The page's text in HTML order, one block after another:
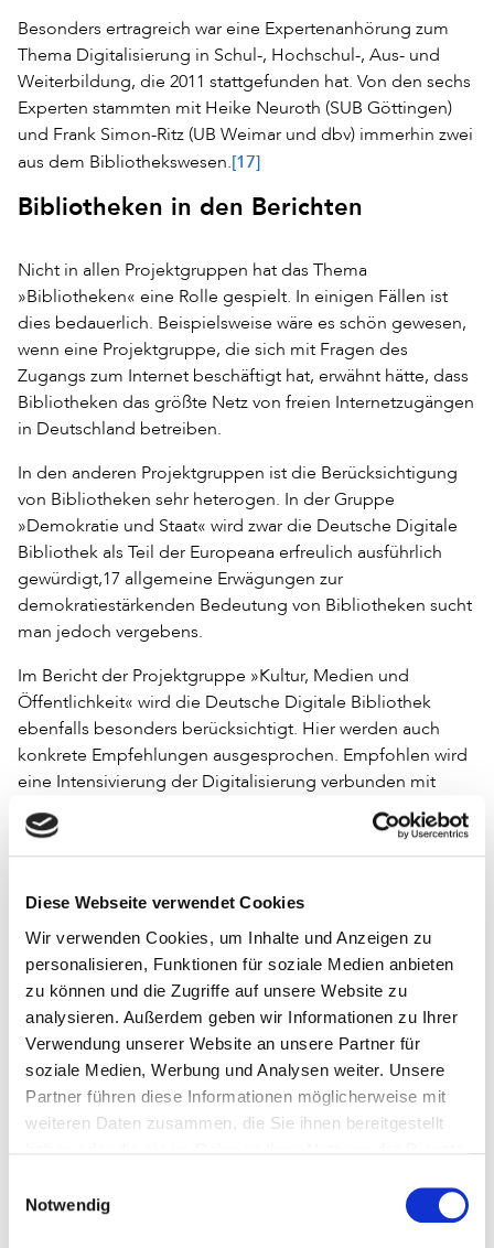
Diese Webseite verwendet Cookies
Wir verwenden Cookies, um Inhalte und Anzeigen zu
personalisieren, Funktionen für soziale Medien anbieten
zu können und die Zugriffe auf unsere Website zu
analysieren. Außerdem geben wir Informationen zu Ihrer
Verwendung unserer Website an unsere Partner für
soziale Medien, Werbung und Analysen weiter. Unsere
Partner führen diese Informationen möglicherweise mit
weiteren Daten zusammen, die Sie ihnen bereitgestellt
Notwendig
Besonders ertragreich war eine Expertenanhörung zum
Thema Digitalisierung in Schul-, Hochschul-, Aus- und
Weiterbildung, die 2011 stattgefunden hat. Von den sechs
Experten stammten mit Heike Neuroth (SUB Göttingen)
und Frank Simon-Ritz (UB Weimar und dbv) immerhin zwei
aus dem Bibliothekswesen.[17]
Bibliotheken in den Berichten
Nicht in allen Projektgruppen hat das Thema
»Bibliotheken« eine Rolle gespielt. In einigen Fällen ist
dies bedauerlich. Beispielsweise wäre es schön gewesen,
wenn eine Projektgruppe, die sich mit Fragen des
Zugangs zum Internet beschäftigt hat, erwähnt hätte, dass
Bibliotheken das größte Netz von freien Internetzugängen
in Deutschland betreiben.
In den anderen Projektgruppen ist die Berücksichtigung
von Bibliotheken sehr heterogen. In der Gruppe
»Demokratie und Staat« wird zwar die Deutsche Digitale
Bibliothek als Teil der Europeana erfreulich ausführlich
gewürdigt,17 allgemeine Erwägungen zur
demokratiestärkenden Bedeutung von Bibliotheken sucht
man jedoch vergebens.
Im Bericht der Projektgruppe »Kultur, Medien und
Öffentlichkeit« wird die Deutsche Digitale Bibliothek
ebenfalls besonders berücksichtigt. Hier werden auch
konkrete Empfehlungen ausgesprochen. Empfohlen wird
eine Intensivierung der Digitalisierung verbunden mit
einer besseren Finanzierung und einer einheitlichen
Struktur.
Größere Defizite sieht die Kommission bei
der Digitalisierung von audiovisuellen Werken. Ein
benannt werden mehrere Probleme, die dabei durch das
sehr restriktive Urheberrecht entstehen. Leider kann sich
die Kommission aber nicht zu klaren Empfehlungen
durchringen, sondern belässt es bei einem allgemeinen
Hinweis auf Prüfbedarf.
Auch der Bericht der Projektgruppe »Medienkompetenz«
ist für Bibliothekare erfreulich. Die Bedeutung von
Bibliothekarinnen und Bibliothekaren bei der Vermittlung
medienpädagogischen Lehrstühlen ausgebildet werden
sollten. Wichtig sei auch »eine explizite Aufnahme der